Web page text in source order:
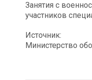
Занятия с
участников
Источник:
Министерство